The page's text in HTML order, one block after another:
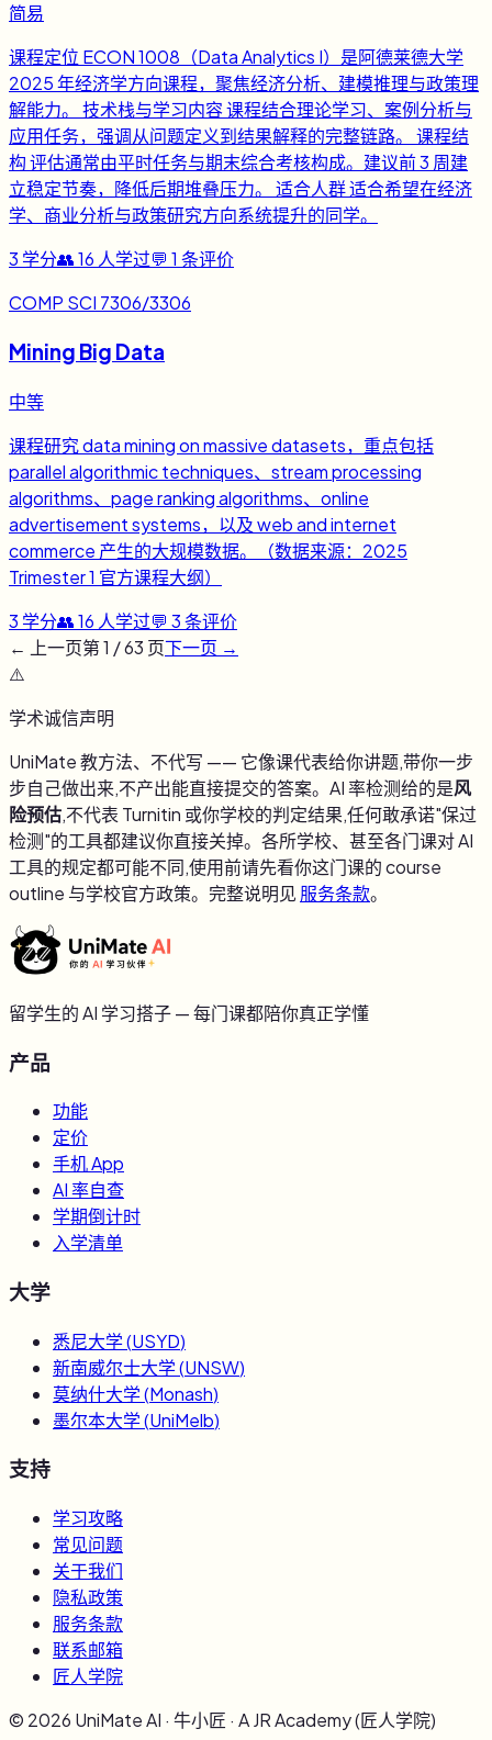
简易
课程定位 ECON 1008（Data Analytics I）是阿德莱德大学
2025 年经济学方向课程，聚焦经济分析、建模推理与政策理
解能力。 技术栈与学习内容 课程结合理论学习、案例分析与
应用任务，强调从问题定义到结果解释的完整链路。 课程结
构 评估通常由平时任务与期末综合考核构成。建议前 3 周建
立稳定节奏，降低后期堆叠压力。 适合人群 适合希望在经济
学、商业分析与政策研究方向系统提升的同学。
3 学分👥16 人学过💬 1 条评价
COMP SCI 7306/3306
Mining Big Data
中等
课程研究 data mining on massive datasets，重点包括
parallel algorithmic techniques、stream processing
algorithms、page ranking algorithms、online
advertisement systems，以及 web and internet
commerce 产生的大规模数据。（数据来源：2025
Trimester 1 官方课程大纲）
3 学分👥16 人学过💬 3条评价
← 上一页第1 /63 页下一页 →
⚠️
学术诚信声明
UniMate 教方法、不代写 —— 它像课代表给你讲题,带你一步
步自己做出来,不产出能直接提交的答案。AI 率检测给的是风
险预估,不代表 Turnitin 或你学校的判定结果,任何敢承诺"保过
检测"的工具都建议你直接关掉。各所学校、甚至各门课对 AI
工具的规定都可能不同,使用前请先看你这门课的 course
outline 与学校官方政策。完整说明见 服务条款。
留学生的 AI 学习搭子 — 每门课都陪你真正学懂
产品
功能
定价
手机 App
AI 率自查
学期倒计时
入学清单
大学
悉尼大学(USYD)
新南威尔士大学(UNSW)
莫纳什大学(Monash)
墨尔本大学(UniMelb)
支持
学习攻略
常见问题
关于我们
隐私政策
服务条款
联系邮箱
匠人学院
© 2026 UniMate AI · 牛小匠 · A JR Academy (匠人学院)